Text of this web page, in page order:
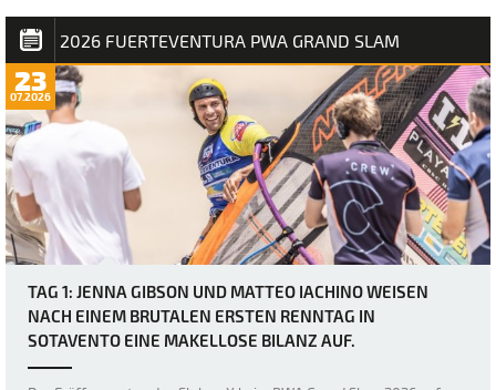
2026 FUERTEVENTURA PWA GRAND SLAM
23
07.2026
TAG 1: JENNA GIBSON UND MATTEO IACHINO WEISEN
NACH EINEM BRUTALEN ERSTEN RENNTAG IN
SOTAVENTO EINE MAKELLOSE BILANZ AUF.